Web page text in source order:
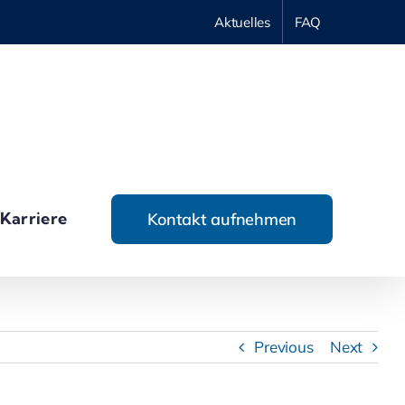
Aktuelles FAQ
Karriere Kontakt aufnehmen
Previous Next